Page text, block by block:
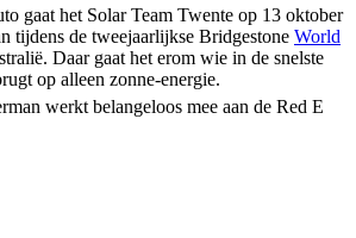
gaat het Solar Team Twente op 13 oktober
tijdens de tweejaarlijkse Bridgestone World
Daar gaat het erom wie in de snelste
op alleen zonne-energie.